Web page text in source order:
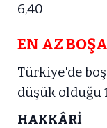
6,40
EN AZ
Türkiye'de
düşük olduğu
HAKKÂRİ